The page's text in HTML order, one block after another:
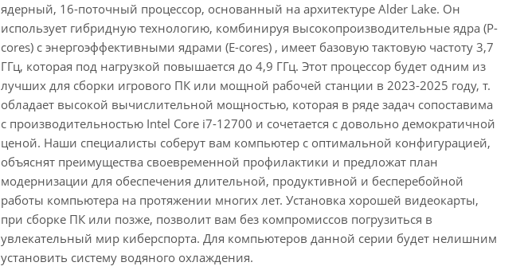
ядерный, 16-поточный процессор, основанный на архитектуре Alder Lake. Он
использует гибридную технологию, комбинируя высокопроизводительные ядра (P-
cores) с энергоэффективными ядрами (E-cores) , имеет базовую тактовую частоту 3,7
ГГц, которая под нагрузкой повышается до 4,9 ГГц. Этот процессор будет одним из
лучших для сборки игрового ПК или мощной рабочей станции в 2023-2025 году, т.
обладает высокой вычислительной мощностью, которая в ряде задач сопоставима
с производительностью Intel Core i7-12700 и сочетается с довольно демократичной
ценой. Наши специалисты соберут вам компьютер с оптимальной конфигурацией,
объяснят преимущества своевременной профилактики и предложат план
модернизации для обеспечения длительной, продуктивной и бесперебойной
работы компьютера на протяжении многих лет. Установка хорошей видеокарты,
при сборке ПК или позже, позволит вам без компромиссов погрузиться в
увлекательный мир киберспорта. Для компьютеров данной серии будет нелишним
установить систему водяного охлаждения.